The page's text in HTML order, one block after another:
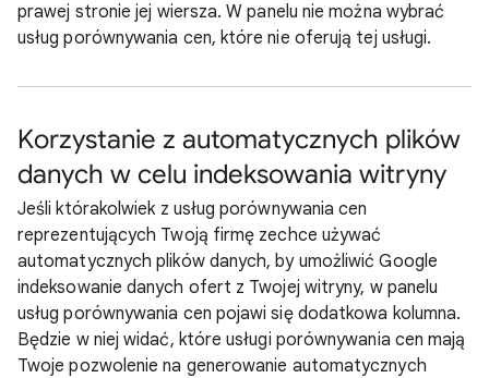
prawej stronie jej wiersza. W panelu nie można wybrać
usług porównywania cen, które nie oferują tej usługi.
Korzystanie z automatycznych plików
danych w celu indeksowania witryny
Jeśli którakolwiek z usług porównywania cen
reprezentujących Twoją firmę zechce używać
automatycznych plików danych, by umożliwić Google
indeksowanie danych ofert z Twojej witryny, w panelu
usług porównywania cen pojawi się dodatkowa kolumna.
Będzie w niej widać, które usługi porównywania cen mają
Twoje pozwolenie na generowanie automatycznych